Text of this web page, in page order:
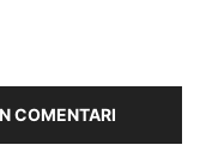
COMENTARI